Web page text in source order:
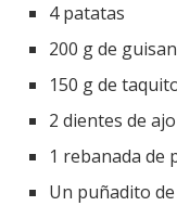
4 patatas
200 g de
150 g de
2 dientes de ajo
1 rebanada de
Un puñadito